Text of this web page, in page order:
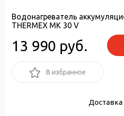
Водонагреватель
THERMEX MK 30 V
13 990 руб.
В избранное
Доставка